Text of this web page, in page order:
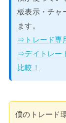
板表示・チャ
ます。
⇒トレード専
⇒デイトレー
比較！
僕のトレード